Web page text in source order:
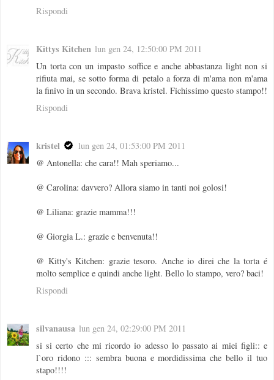
Rispondi
Kittys Kitchen lun gen 24, 12:50:00 PM 2011
Un torta con un impasto soffice e anche abbastanza light non si
rifiuta mai, se sotto forma di petalo a forza di m'ama non m'ama
la finivo in un secondo. Brava kristel. Fichissimo questo stampo!!
Rispondi
kristel
lun gen 24, 01:53:00 PM 2011
@ Antonella: che cara!! Mah speriamo...
@ Carolina: davvero? Allora siamo in tanti noi golosi!
@ Liliana: grazie mamma!!!
@ Giorgia L.: grazie e benvenuta!!
@ Kitty's Kitchen: grazie tesoro. Anche io direi che la torta é
molto semplice e quindi anche light. Bello lo stampo, vero? baci!
Rispondi
silvanausa lun gen 24, 02:29:00 PM 2011
si si certo che mi ricordo io adesso lo passato ai miei figli:: e
l`oro ridono ::: sembra buona e mordidissima che bello il tuo
stapo!!!!